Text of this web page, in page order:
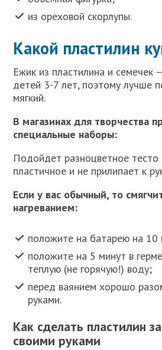
из ореховой скорлупы.
Какой пластилин
Ежик из пластилина и семечек
детей 3-7 лет, поэтому лучше
мягкий.
В магазинах для творчества
специальные наборы:
Подойдет разноцветное тесто
пластичное и не прилипает к
Если у вас обычный, то
нагреванием:
положите на батарею на 10
положите на 5 минут в
теплую (не горячую!) воду;
перед ваянием хорошо
руками.
Как сделать пластилин
своими руками